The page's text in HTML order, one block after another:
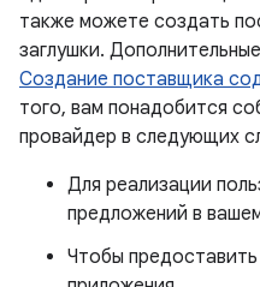
также можете создать
заглушки.
Создание поставщика
того, вам понадобится
провайдер в следующих
Для реализации
предложений в
Чтобы